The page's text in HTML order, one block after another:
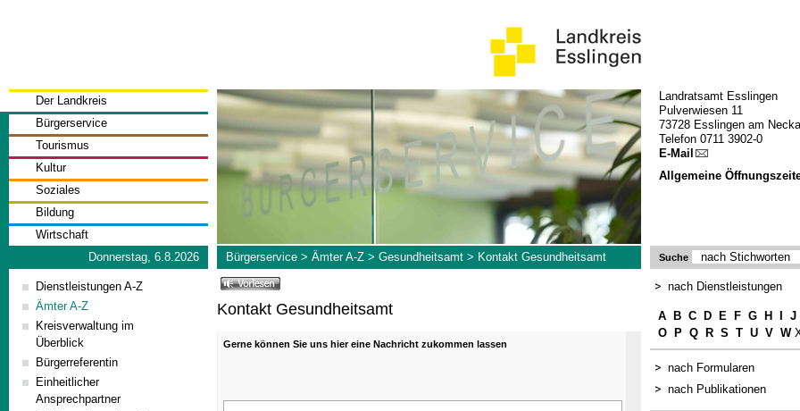
Der Landkreis
Bürgerservice
Tourismus
Kultur
Soziales
Bildung
Wirtschaft
Landratsamt Esslingen
Pulverwiesen 11
73728 Esslingen am
Telefon 0711 3902-0
E-Mail
Allgemeine
Donnerstag, 6.8.2026 Bürgerservice> Ämter A-Z> Gesundheitsamt> Kontakt Gesundheitsamt Suche
Dienstleistungen A-Z
Ämter A-Z
Kreisverwaltung im
Überblick
Bürgerreferentin
Einheitlicher
Ansprechpartner
nach Dienstleistungen
A B C D E F G H J
O
P Q R S T U V W
nach Formularen
nach Publikationen
Kontakt Gesundheitsamt
Gerne können Sie uns hier eine Nachricht zukommen lassen